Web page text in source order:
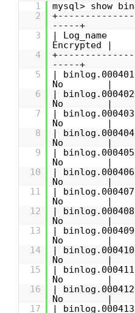
1
mysql> show
2
-----+
3
|
Encrypted |
4
-----+
5
|
No |
6
|
No |
7
|
No |
8
|
No |
9
|
No |
10
|
No |
11
|
No |
12
|
No |
13
|
No |
14
|
No |
15
|
No |
16
|
No |
17
|